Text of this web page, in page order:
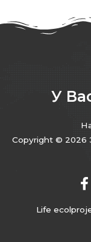
У
Copyright © 2026
Life